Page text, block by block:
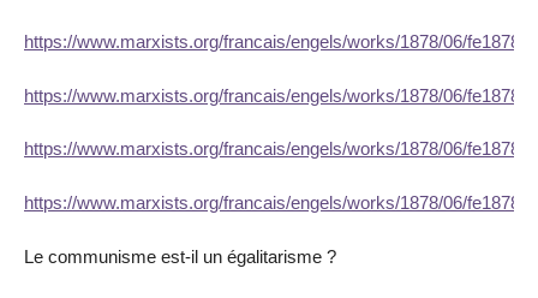
https://www.marxists.org/francais/engels/works/1878/06/
https://www.marxists.org/francais/engels/works/1878/06/
https://www.marxists.org/francais/engels/works/1878/06/
https://www.marxists.org/francais/engels/works/1878/06/
Le communisme est-il un égalitarisme ?